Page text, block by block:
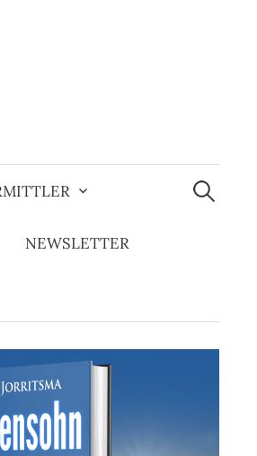
NEWSLETTER
Suchen
nach: